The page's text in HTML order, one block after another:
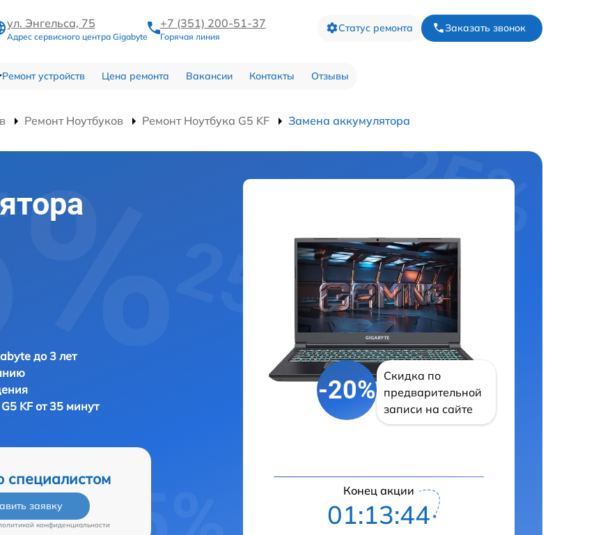
ул. Энгельса, 75
Адрес сервисного центра Gigabyte
+7 (351) 200-51-37
Горячая линия
Статус ремонта Заказать звонок
Ремонт устройств Цена ремонта Вакансии Контакты Отзывы
Ремонт Ноутбуков Ремонт Ноутбука G5 KF Замена аккумулятора
до 3 лет
KF от 35 минут
специалистом
заявку
конфиденциальности
-20%
Скидка по
предварительной
записи на сайте
Конец акции
01:13:42